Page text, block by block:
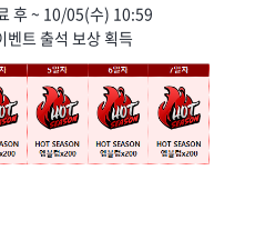
후 ~ 10/05(수) 10:59
트 출석 보상 획득